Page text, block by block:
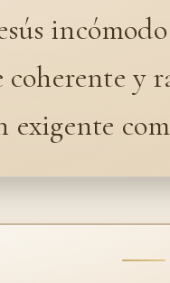
y
exigente